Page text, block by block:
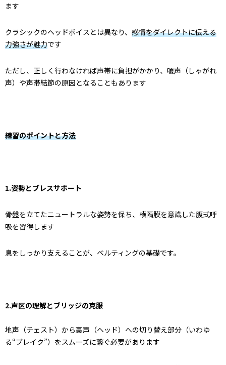
ます
クラシックのヘッドボイスとは異なり、 感情をダイレクトに伝える
力強さが魅力です
ただし、正しく行わなければ声帯に負担がかかり、嗄声（しゃがれ
声）や声帯結節の原因となることもあります
練習のポイントと方法
1.姿勢とブレスサポート
骨盤を立てたニュートラルな姿勢を保ち、横隔膜を意識した腹式呼
吸を習得します
息をしっかり支えることが、ベルティングの基礎です。
2.声区の理解とブリッジの克服
地声（チェスト）から裏声（ヘッド）への切り替え部分（いわゆ
る“ブレイク”）をスムーズに繋ぐ必要があります